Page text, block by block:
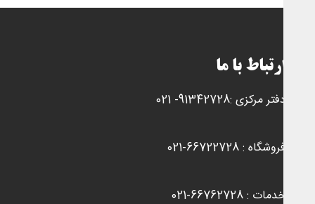
با ما
مرکزی :91342728- 021
: 66722728-021
: 66762728-021